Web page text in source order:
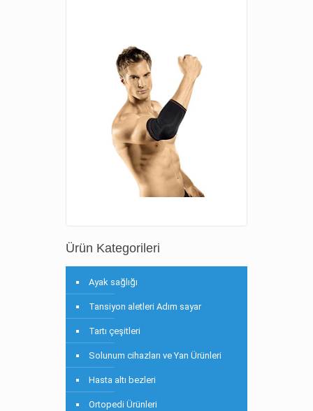
Ürün Kategorileri
Ayak sağlığı
Tansiyon aletleri Adım sayar
Tartı çeşitleri
Solunum cihazları ve Yan Ürünleri
Hasta altı bezleri
Ortopedi Ürünleri